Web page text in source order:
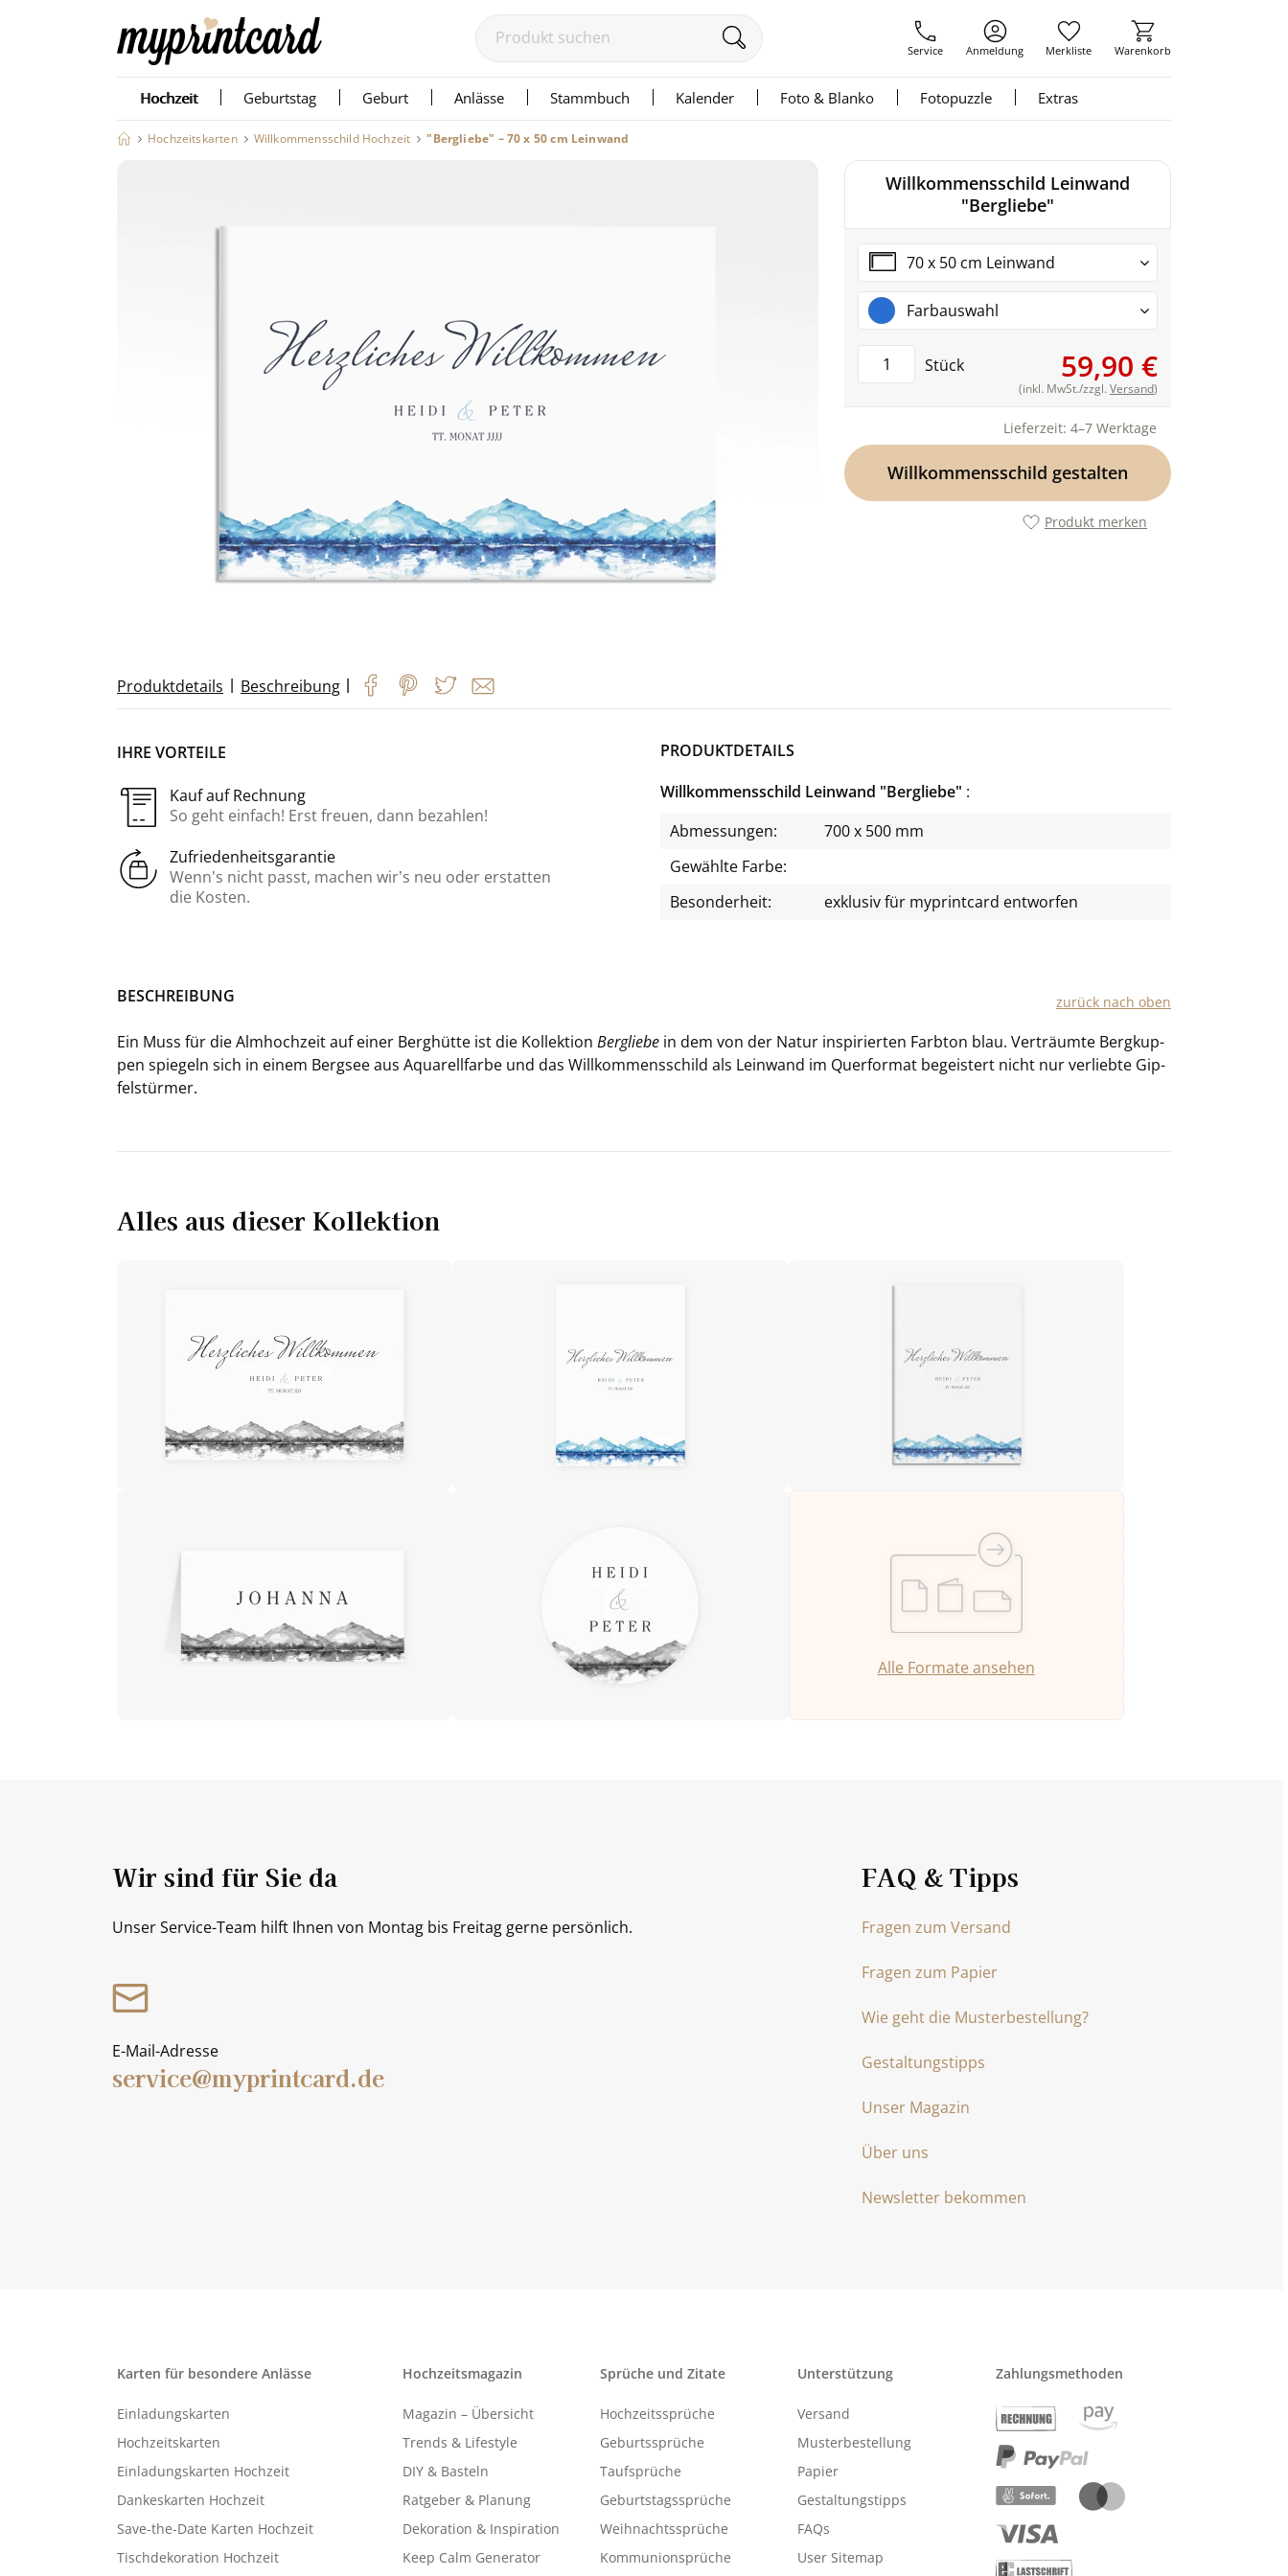
Service Anmeldung Merkliste Warenkorb
Hochzeit Geburtstag Geburt Anlässe Stammbuch Kalender Foto & Blanko Fotopuzzle Extras
Hochzeitskarten Willkommensschild Hochzeit "Bergliebe" – 70 x 50 cm Leinwand
Willkommensschild Leinwand
"Bergliebe"
70 x 50 cm Leinwand
Farbauswahl
Stück 59,90 €
(inkl. MwSt./zzgl. Versand)
Lieferzeit: 4–7 Werktage
Willkommensschild gestalten
Produkt merken
Produktdetails | Beschreibung |
IHRE VORTEILE
Kauf auf Rechnung
So geht einfach! Erst freuen, dann bezahlen!
Zufriedenheitsgarantie
Wenn’s nicht passt, machen wir’s neu oder erstatten
die Kosten.
PRODUKTDETAILS
Willkommensschild Leinwand "Bergliebe"
Abmessungen:
700 x 500 mm
Gewählte Farbe:
Besonderheit:
exklusiv für myprintcard entworfen
BE­SCHREI­BUNG zu­rück nach oben
Ein Muss für die Alm­hoch­zeit auf einer Berg­hüt­te ist die Kol­lek­ti­on Ber­g­lie­be in dem von der Natur in­spi­rier­ten Farb­ton blau. Ver­träum­te Berg­kup­
pen spie­geln sich in einem Berg­see aus Aqua­rell­far­be und das Will­kom­mens­schild als Lein­wand im Quer­for­mat be­geis­tert nicht nur ver­lieb­te Gip­
fel­stür­mer.
Alles aus dieser Kollektion
Alle Formate ansehen
FAQ & Tipps
Fragen zum Versand
Fragen zum Papier
Wie geht die Musterbestellung?
Gestaltungstipps
Unser Magazin
Über uns
Newsletter bekommen
Wir sind für Sie da
Unser Service-Team hilft Ihnen von Montag bis Freitag gerne persönlich.
E-Mail-Adresse
service@myprintcard.de
Karten für besondere Anlässe
Einladungskarten
Hochzeitskarten
Einladungskarten Hochzeit
Dankeskarten Hochzeit
Save-the-Date Karten Hochzeit
Tischdekoration Hochzeit
Hochzeitsmagazin
Magazin – Übersicht
Trends & Lifestyle
DIY & Basteln
Ratgeber & Planung
Dekoration & Inspiration
Keep Calm Generator
Sprüche und Zitate
Hochzeitssprüche
Geburtssprüche
Taufsprüche
Geburtstagssprüche
Weihnachtssprüche
Kommunionsprüche
Unterstützung
Versand
Musterbestellung
Papier
Gestaltungstipps
FAQs
User Sitemap
Zahlungsmethoden